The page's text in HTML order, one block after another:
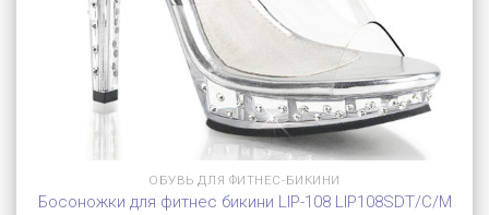
ОБУВЬ ДЛЯ ФИТНЕС-БИКИНИ
Босоножки для фитнес бикини LIP-108 LIP108SDT/C/M